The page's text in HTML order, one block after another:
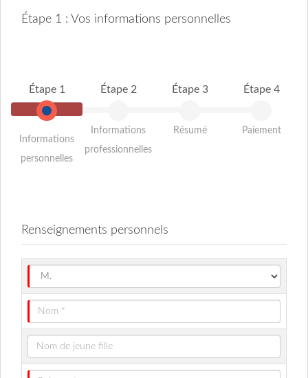
Étape 1 : Vos informations personnelles
Étape 1
Informations
personnelles
Étape 2
Informations
professionnelles
Étape 3
Résumé
Étape 4
Paiement
Renseignements personnels